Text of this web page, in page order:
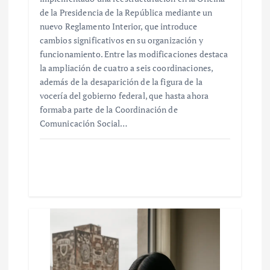
de la Presidencia de la República mediante un
nuevo Reglamento Interior, que introduce
cambios significativos en su organización y
funcionamiento. Entre las modificaciones destaca
la ampliación de cuatro a seis coordinaciones,
además de la desaparición de la figura de la
vocería del gobierno federal, que hasta ahora
formaba parte de la Coordinación de
Comunicación Social…